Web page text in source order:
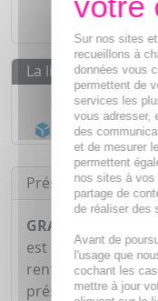
La livraison
Livraison
Présentation
GRANIONS Zinc
est un
renforcer le
présence de Zinc.
Sur nos sites
recueillons à
données vous
permettent de
services les
vous adresser,
des
et de mesurer
permettent
nos sites à vos
partage de
de réaliser des
Avant de
l'usage que
cochant les
mettre à jour